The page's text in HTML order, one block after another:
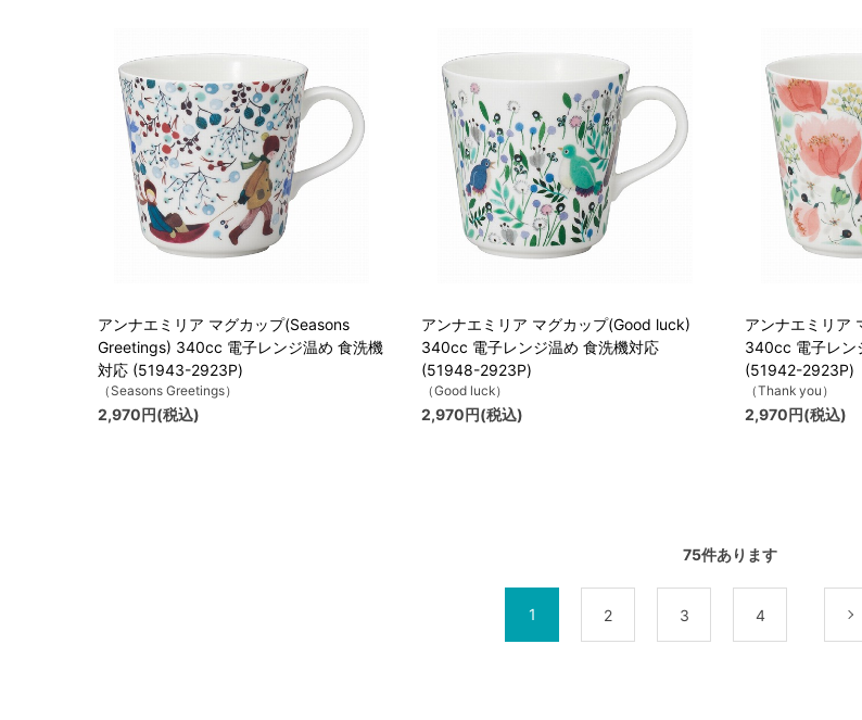
アンナエミリア マグカップ(Seasons
Greetings) 340cc 電子レンジ温め 食洗機
対応 (51943-2923P)
（Seasons Greetings）
2,970円(税込)
アンナエミリア マグカップ(Good luck)
340cc 電子レンジ温め 食洗機対応
(51948-2923P)
（Good luck）
2,970円(税込)
アンナエミリア
340cc 電子レン
(51942-2923P)
（Thank you）
2,970円(税込)
75件あります
1 2 3 4